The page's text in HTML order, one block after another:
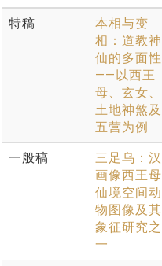
特稿
本相与变
相：道教神
仙的多面性
——以西王
母、玄女、
土地神煞及
五营为例
一般稿
三足乌：汉
画像西王母
仙境空间动
物图像及其
象征研究之
一